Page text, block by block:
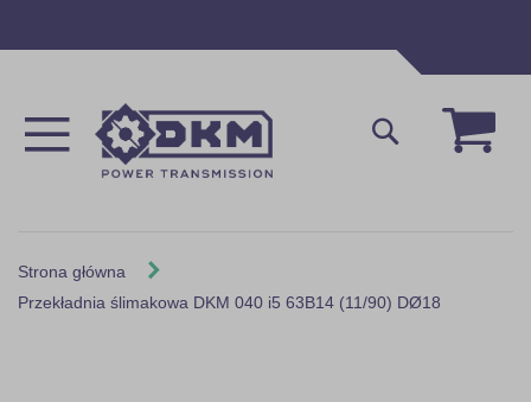
Mój
Szukaj
Strona główna
Przekładnia ślimakowa DKM 040 i5 63B14 (11/90) DØ18